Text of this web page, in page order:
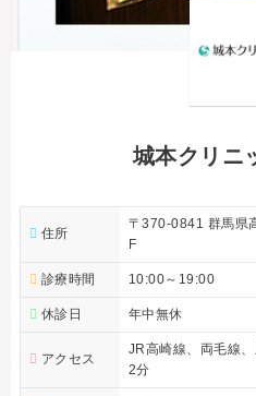
城本クリニ
住所
〒370-0841 群馬県
F
診療時間 10:00～19:00
休診日 年中無休
アクセス
JR高崎線、両毛線
2分